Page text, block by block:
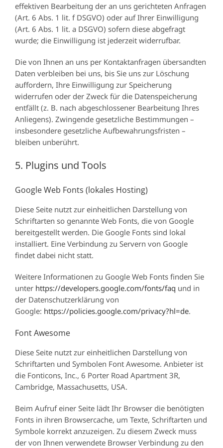
effektiven Bearbeitung der an uns gerichteten Anfragen
(Art. 6 Abs. 1 lit. f DSGVO) oder auf Ihrer Einwilligung
(Art. 6 Abs. 1 lit. a DSGVO) sofern diese abgefragt
wurde; die Einwilligung ist jederzeit widerrufbar.
Die von Ihnen an uns per Kontaktanfragen übersandten
Daten verbleiben bei uns, bis Sie uns zur Löschung
auffordern, Ihre Einwilligung zur Speicherung
widerrufen oder der Zweck für die Datenspeicherung
entfällt (z. B. nach abgeschlossener Bearbeitung Ihres
Anliegens). Zwingende gesetzliche Bestimmungen –
insbesondere gesetzliche Aufbewahrungsfristen –
bleiben unberührt.
5. Plugins und Tools
Google Web Fonts (lokales Hosting)
Diese Seite nutzt zur einheitlichen Darstellung von
Schriftarten so genannte Web Fonts, die von Google
bereitgestellt werden. Die Google Fonts sind lokal
installiert. Eine Verbindung zu Servern von Google
findet dabei nicht statt.
Weitere Informationen zu Google Web Fonts finden Sie
unter https://developers.google.com/fonts/faq und in
der Datenschutzerklärung von
Google: https://policies.google.com/privacy?hl=de.
Font Awesome
Diese Seite nutzt zur einheitlichen Darstellung von
Schriftarten und Symbolen Font Awesome. Anbieter ist
die Fonticons, Inc., 6 Porter Road Apartment 3R,
Cambridge, Massachusetts, USA.
Beim Aufruf einer Seite lädt Ihr Browser die benötigten
Fonts in ihren Browsercache, um Texte, Schriftarten und
Symbole korrekt anzuzeigen. Zu diesem Zweck muss
der von Ihnen verwendete Browser Verbindung zu den